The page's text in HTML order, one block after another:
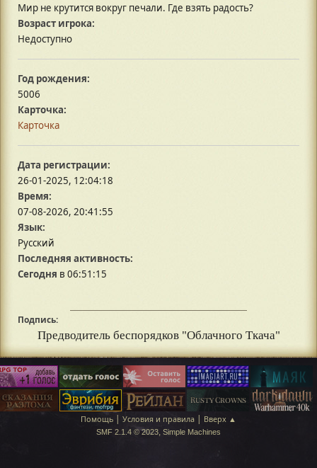
Мир не крутится вокруг печали. Где взять радость?
Возраст игрока:
Недоступно
Год рождения:
5006
Карточка:
Карточка
Дата регистрации:
26-01-2025, 12:04:18
Время:
07-08-2026, 20:41:55
Язык:
Русский
Последняя активность:
Сегодня в 06:51:15
Подпись:
Предводитель беспорядков "Облачного Ткача"
Помощь | Условия и правила | Вверх ▲
SMF 2.1.4 © 2023, Simple Machines